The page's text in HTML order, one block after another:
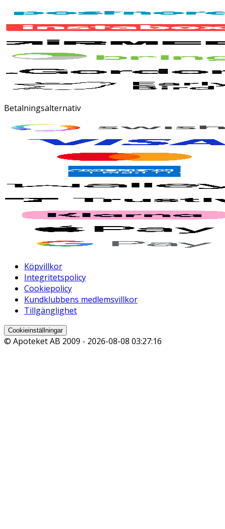
Betalningsalternativ
Köpvillkor
Integritetspolicy
Cookiepolicy
Kundklubbens medlemsvillkor
Tillgänglighet
Cookieinställningar
© Apoteket AB 2009 - 2026-08-08 03:27:16